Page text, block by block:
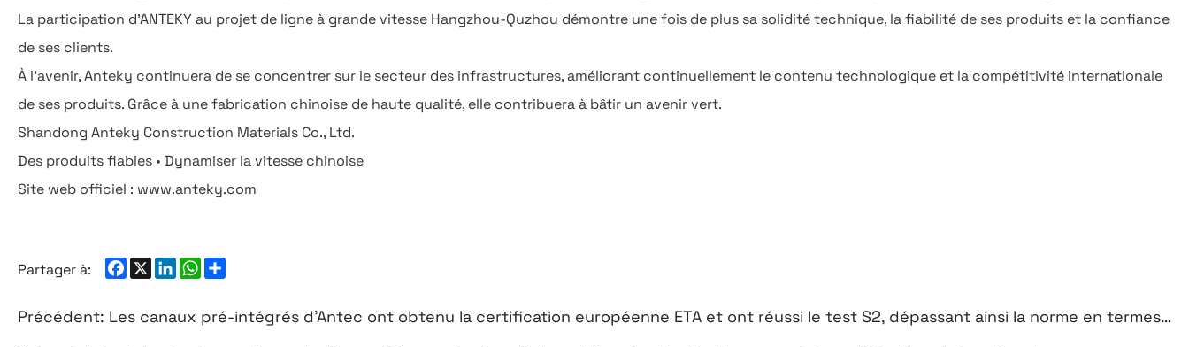
La participation d'ANTEKY au projet de ligne à grande vitesse Hangzhou-Quzhou démontre une fois de plus sa solidité technique, la fiabilité de ses produits et la confiance
de ses clients.
À l'avenir, Anteky continuera de se concentrer sur le secteur des infrastructures, améliorant continuellement le contenu technologique et la compétitivité internationale
de ses produits. Grâce à une fabrication chinoise de haute qualité, elle contribuera à bâtir un avenir vert.
Shandong Anteky Construction Materials Co., Ltd.
Des produits fiables • Dynamiser la vitesse chinoise
Site web officiel : www.anteky.com
Partager à: Facebook
X LinkedInWhatsApp
Précédent: Les canaux pré-intégrés d'Antec ont obtenu la certification européenne ETA et ont réussi le test S2, dépassant ainsi la norme en termes de performances.